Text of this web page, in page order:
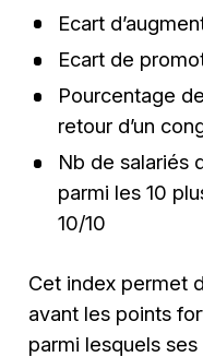
Ecart
Ecart de
Pourcentage
retour d’un
Nb de salariés
parmi les 10
10/10
Cet index permet
avant les points
parmi lesquels